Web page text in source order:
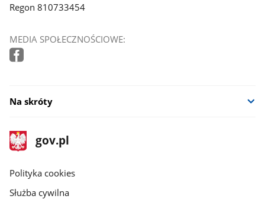
Regon 810733454
MEDIA SPOŁECZNOŚCIOWE:
Na skróty
stopka
gov.pl
Strona
gov.pl
gov.pl
Polityka cookies
Służba cywilna